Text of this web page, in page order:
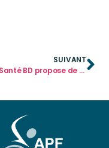
SUIVANT
FALC : Santé BD propose de nouvelles ressources